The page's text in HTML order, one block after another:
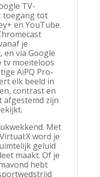
TV-
toegang tot
en YouTube.
je
via Google
tv moeiteloos
AiPQ Pro-
elk beeld in
contrast en
afgestemd zijn
Met
word je
geluid
maakt. Of je
hebt